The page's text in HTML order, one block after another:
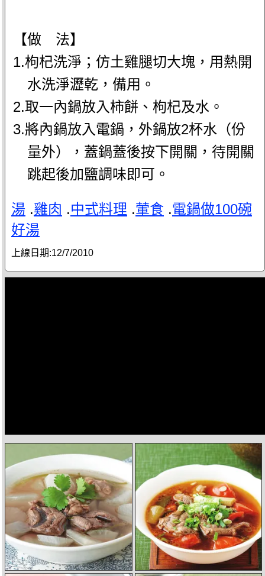
【做 法】
1.枸杞洗淨；仿土雞腿切大塊，用熱開
水洗淨瀝乾，備用。
2.取一內鍋放入柿餅、枸杞及水。
3.將內鍋放入電鍋，外鍋放2杯水（份
量外），蓋鍋蓋後按下開關，待開關
跳起後加鹽調味即可。
湯 .雞肉 .中式料理 .葷食 .電鍋做100碗
好湯
上線日期:12/7/2010